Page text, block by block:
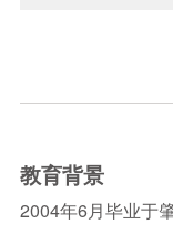
教育背景
2004年6月毕业于